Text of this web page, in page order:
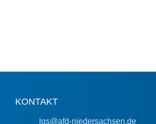
KONTAKT
lgs@afd-niedersachsen.de